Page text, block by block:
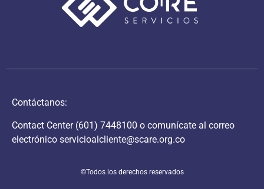
Contáctanos:
Contact Center (601) 7448100 o comunícate al correo
electrónico servicioalcliente@scare.org.co
©Todos los derechos reservados